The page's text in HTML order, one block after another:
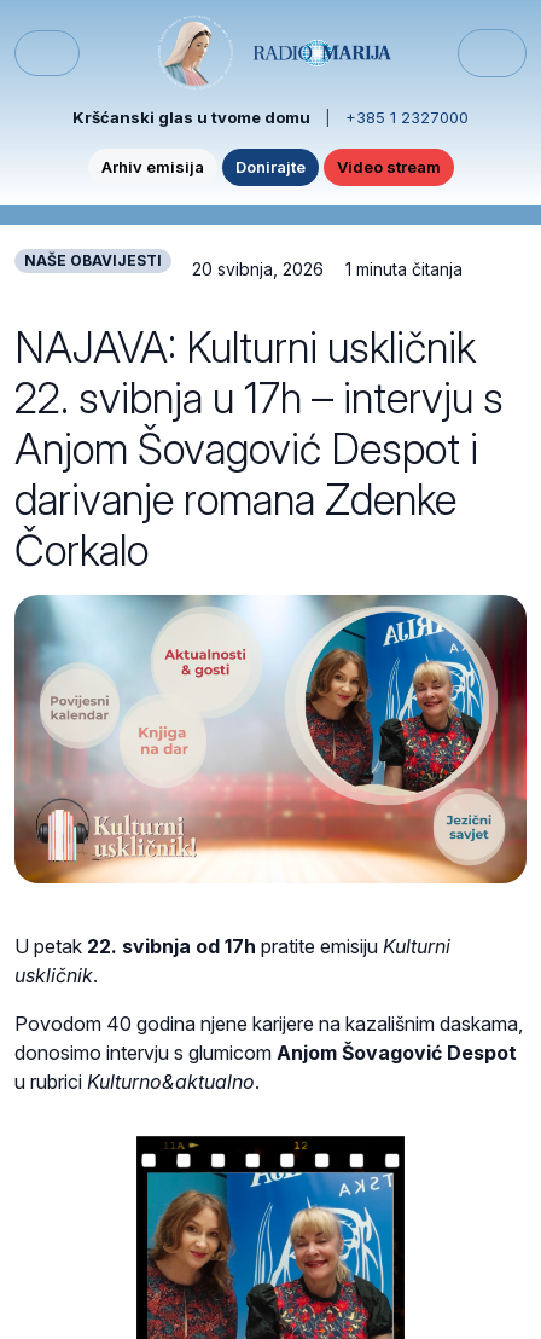
Menu
Kršćanski glas u tvome domu +385 1 2327000
Arhiv emisija Donirajte Video stream
NAŠE OBAVIJESTI 20 svibnja, 2026 1 minuta čitanja
NAJAVA: Kulturni uskličnik
22. svibnja u 17h – intervju s
Anjom Šovagović Despot i
darivanje romana Zdenke
Čorkalo
U petak 22. svibnja od 17h pratite emisiju Kulturni
uskličnik.
Povodom 40 godina njene karijere na kazališnim daskama,
donosimo intervju s glumicom Anjom Šovagović Despot
u rubrici Kulturno&aktualno.